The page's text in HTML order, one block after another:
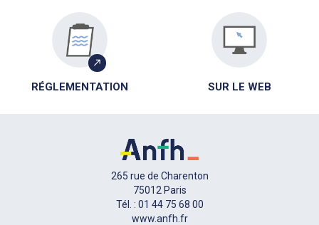
RÉGLEMENTATION SUR LE WEB
265 rue de Charenton
75012 Paris
Tél. : 01 44 75 68 00
www.anfh.fr